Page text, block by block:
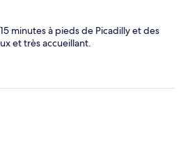
minutes à pieds de Picadilly et des
et très accueillant.